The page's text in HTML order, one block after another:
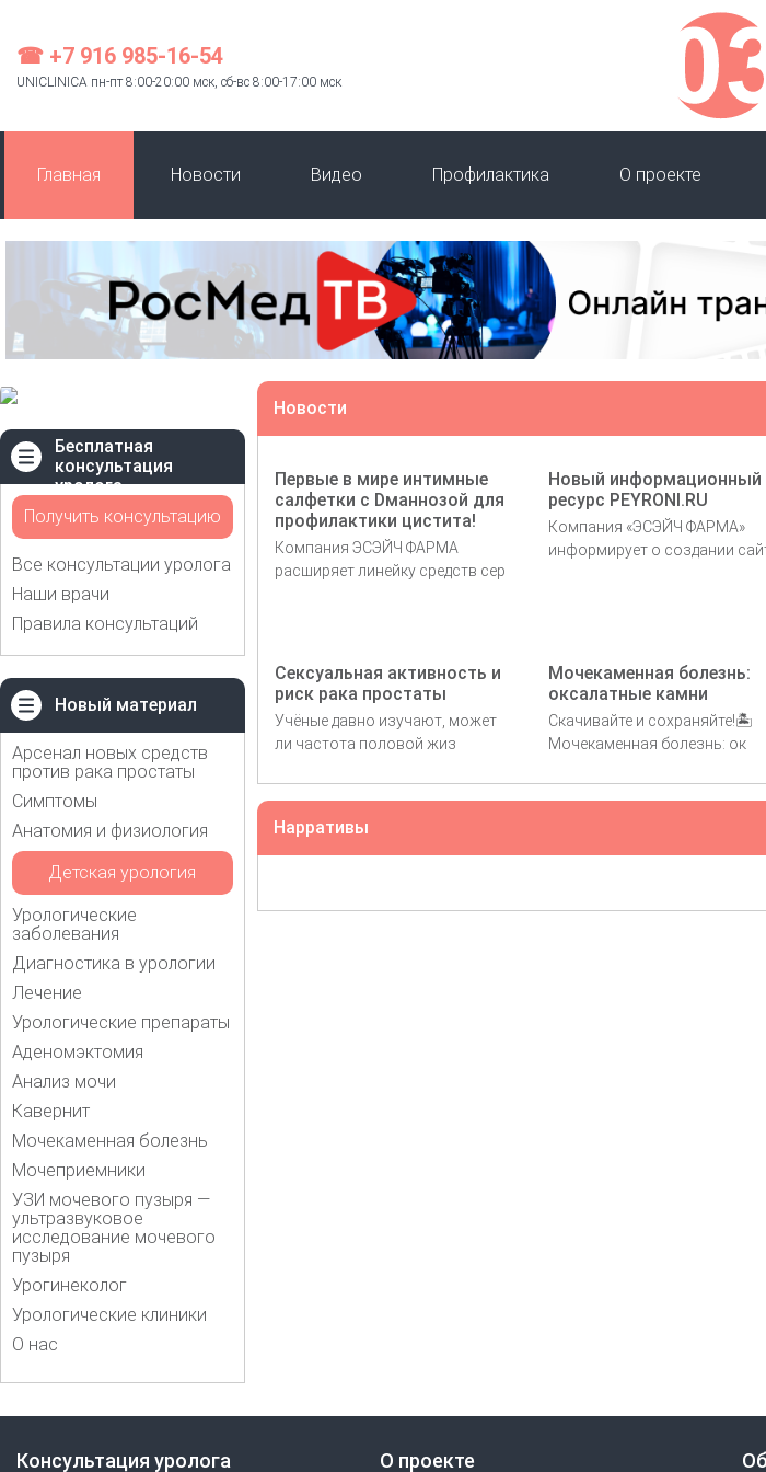
☎ +7 916 985-16-54
UNICLINICA пн-пт 8:00-20:00 мск, сб-вс 8:00-17:00 мск
Главная Новости Видео Профилактика О проекте
Бесплатная
консультация
уролога
Получить консультацию
Все консультации уролога
Наши врачи
Правила консультаций
Новый материал
Арсенал новых средств
против рака простаты
Симптомы
Анатомия и физиология
Детская урология
Урологические
заболевания
Диагностика в урологии
Лечение
Урологические препараты
Аденомэктомия
Анализ мочи
Кавернит
Мочекаменная болезнь
Мочеприемники
УЗИ мочевого пузыря —
ультразвуковое
исследование мочевого
пузыря
Урогинеколог
Урологические клиники
О нас
Новости
Первые в мире интимные
салфетки с Dманнозой для
профилактики цистита!
Компания ЭСЭЙЧ ФАРМА
расширяет линейку средств сер
Новый информационный
ресурс PEYRONI.RU
Компания «ЭСЭЙЧ ФАРМА»
информирует о создании
Сексуальная активность и
риск рака простаты
Учёные давно изучают, может
ли частота половой жиз
Мочекаменная болезнь:
оксалатные камни
Скачивайте и сохраняйте!🏝
Мочекаменная болезнь: ок
Нарративы
Консультация уролога О проекте